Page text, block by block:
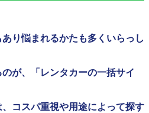
り悩まれるかたも多くいらっし
が、「レンタカーの一括サイ
コスパ重視や用途によって探す